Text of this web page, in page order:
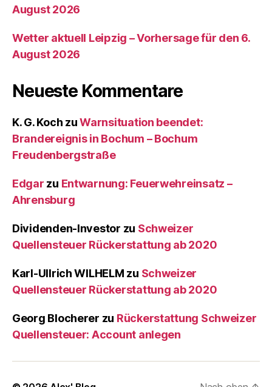
August 2026
Wetter aktuell Leipzig – Vorhersage für den 6.
August 2026
Neueste Kommentare
K. G. Koch zuWarnsituation beendet:
Brandereignis in Bochum – Bochum
Freudenbergstraße
Edgar zu Entwarnung: Feuerwehreinsatz –
Ahrensburg
Dividenden-Investor zu Schweizer
Quellensteuer Rückerstattung ab 2020
Karl-Ullrich WILHELM zu Schweizer
Quellensteuer Rückerstattung ab 2020
Georg Blocherer zu Rückerstattung Schweizer
Quellensteuer: Account anlegen